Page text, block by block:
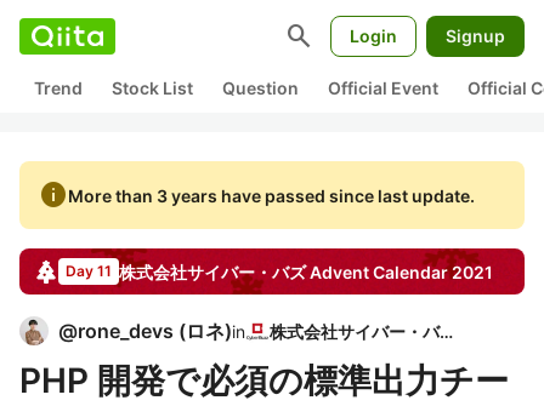
search Login Signup
Trend Stock List Question Official Event Official
infoMore than 3 years have passed since last update.
Day 11 株式会社サイバー・バズAdvent Calendar 2021
@rone_devs (ロネ)in 株式会社サイバー・バズ
PHP 開発で必須の標準出力チー